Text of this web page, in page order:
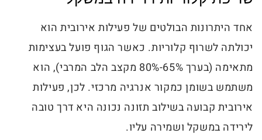
אחד היתרונות הבולטים של פעילות אירובית הוא
יכולתה לשרוף קלוריות. כאשר הגוף פועל בעצימות
מתאימה (בערך 65%-80% מקצב הלב המרבי), הוא
משתמש בשומן כמקור אנרגיה מרכזי. לכן, פעילות
אירובית קבועה בשילוב תזונה נכונה היא דרך טובה
לירידה במשקל ושמירה עליו.